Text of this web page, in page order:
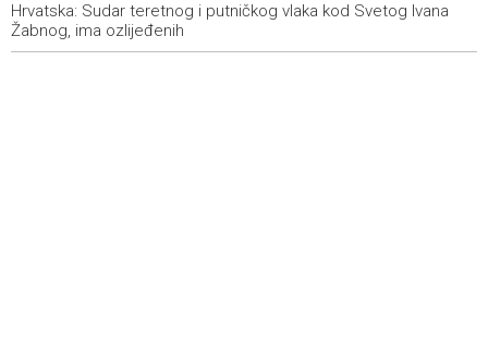
09:05 Pretežno sunčano jutro u BiH, u Mostaru 29 stepeni
Hrvatska: Sudar teretnog i putničkog vlaka kod Svetog Ivana
Žabnog, ima ozlijeđenih